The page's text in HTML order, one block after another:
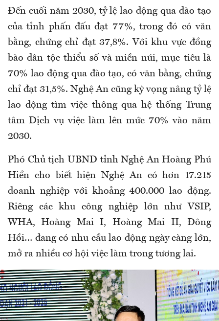
Đến cuối năm 2030, tỷ lệ lao động qua đào tạo
của tỉnh phấn đấu đạt 77%, trong đó có văn
bằng, chứng chỉ đạt 37,8%. Với khu vực đồng
bào dân tộc thiểu số và miền núi, mục tiêu là
70% lao động qua đào tạo, có văn bằng, chứng
chỉ đạt 31,5%. Nghệ An cũng kỳ vọng nâng tỷ lệ
lao động tìm việc thông qua hệ thống Trung
tâm Dịch vụ việc làm lên mức 70% vào năm
2030.
Phó Chủ tịch UBND tỉnh Nghệ An Hoàng Phú
Hiền cho biết hiện Nghệ An có hơn 17.215
doanh nghiệp với khoảng 400.000 lao động.
Riêng các khu công nghiệp lớn như VSIP,
WHA, Hoàng Mai I, Hoàng Mai II, Đông
Hồi… đang có nhu cầu lao động ngày càng lớn,
mở ra nhiều cơ hội việc làm trong tương lai.